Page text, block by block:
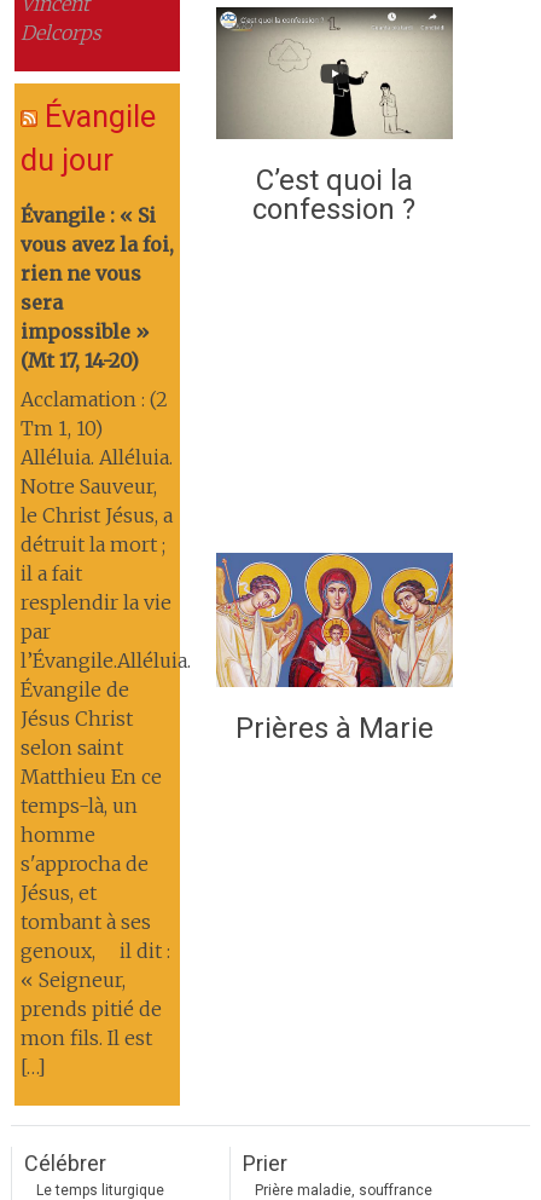
Delcorps
Évangile
du jour
Évangile : « Si
vous avez la foi,
rien ne vous
sera
impossible »
(Mt 17, 14-20)
Acclamation : (2
Tm 1, 10)
Alléluia. Alléluia.
Notre Sauveur,
le Christ Jésus, a
détruit la mort ;
il a fait
resplendir la vie
par
l’Évangile.Alléluia.
Évangile de
Jésus Christ
selon saint
Matthieu En ce
temps-là, un
homme
s'approcha de
Jésus, et
tombant à ses
genoux, il dit :
« Seigneur,
prends pitié de
mon fils. Il est
[…]
C’est quoi la
confession ?
Prières à Marie
Célébrer
Le temps liturgique
Prier
Prière maladie, souffrance